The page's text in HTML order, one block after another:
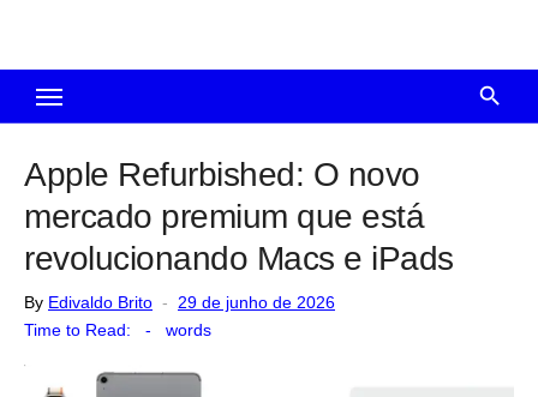
Apple Refurbished: O novo
mercado premium que está
revolucionando Macs e iPads
By Edivaldo Brito
Posted
29 de junho de 2026
Time to Read:
- words